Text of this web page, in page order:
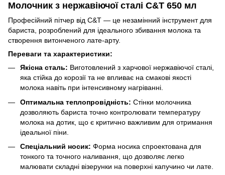
Молочник з нержавіючої сталі C&T 650 мл
Професійний пітчер від C&T — це незамінний інструмент для
бариста, розроблений для ідеального збивання молока та
створення витонченого лате-арту.
Переваги та характеристики:
Якісна сталь: Виготовлений з харчової нержавіючої сталі,
яка стійка до корозії та не впливає на смакові якості
молока навіть при інтенсивному нагріванні.
Оптимальна теплопровідність: Стінки молочника
дозволяють бариста точно контролювати температуру
молока на дотик, що є критично важливим для отримання
ідеальної піни.
Спеціальний носик: Форма носика спроектована для
тонкого та точного наливання, що дозволяє легко
малювати складні візерунки на поверхні капучино чи лате.